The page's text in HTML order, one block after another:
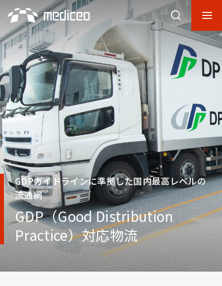
GDPガイドラインに準拠した国内最高レベルの
流通網
GDP（Good Distribution
Practice）対応物流